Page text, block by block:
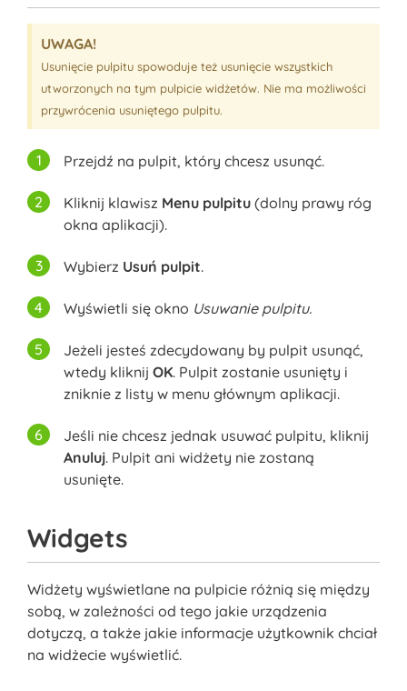
UWAGA!
Usunięcie pulpitu spowoduje też usunięcie wszystkich
utworzonych na tym pulpicie widżetów. Nie ma możliwości
przywrócenia usuniętego pulpitu.
Przejdź na pulpit, który chcesz usunąć.
Kliknij klawisz Menu pulpitu (dolny prawy róg
okna aplikacji).
Wybierz Usuń pulpit.
Wyświetli się okno Usuwanie pulpitu.
Jeżeli jesteś zdecydowany by pulpit usunąć,
wtedy kliknij OK. Pulpit zostanie usunięty i
zniknie z listy w menu głównym aplikacji.
Jeśli nie chcesz jednak usuwać pulpitu, kliknij
Anuluj. Pulpit ani widżety nie zostaną
usunięte.
Widgets
Widżety wyświetlane na pulpicie różnią się między
sobą, w zależności od tego jakie urządzenia
dotyczą, a także jakie informacje użytkownik chciał
na widżecie wyświetlić.